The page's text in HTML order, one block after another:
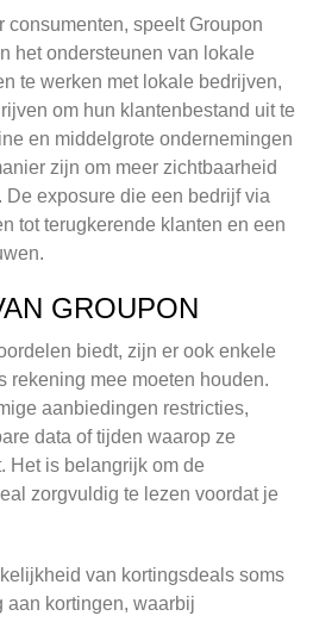
consumenten, speelt Groupon
het ondersteunen van lokale
te werken met lokale bedrijven,
om hun klantenbestand uit te
en middelgrote ondernemingen
zijn om meer zichtbaarheid
exposure die een bedrijf via
tot terugkerende klanten en een
GROUPON
biedt, zijn er ook enkele
rekening mee moeten houden.
aanbiedingen restricties,
data of tijden waarop ze
Het is belangrijk om de
zorgvuldig te lezen voordat je
van kortingsdeals soms
aan kortingen, waarbij